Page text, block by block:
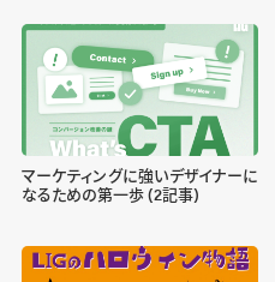
マーケティングに強いデザイナーに
なるための第一歩 (2記事)